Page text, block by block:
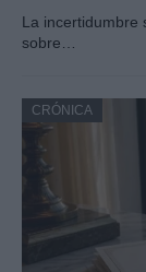
La incertidumbre
sobre…
CRÓNICA